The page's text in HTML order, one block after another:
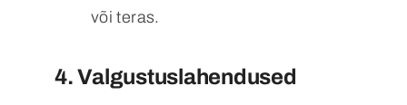
või teras.
4.Valgustuslahendused